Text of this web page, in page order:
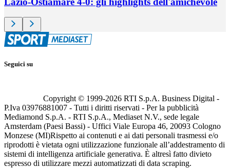
Seguici su
Copyright © 1999-2026 RTI S.p.A. Business Digital -
P.Iva 03976881007 - Tutti i diritti riservati - Per la pubblicità
Mediamond S.p.A. - RTI S.p.A., Mediaset N.V., sede legale
Amsterdam (Paesi Bassi) - Uffici Viale Europa 46, 20093 Cologno
Monzese (MI)Rispetto ai contenuti e ai dati personali trasmessi e/o
riprodotti è vietata ogni utilizzazione funzionale all’addestramento di
sistemi di intelligenza artificiale generativa. È altresì fatto divieto
espresso di utilizzare mezzi automatizzati di data scraping.